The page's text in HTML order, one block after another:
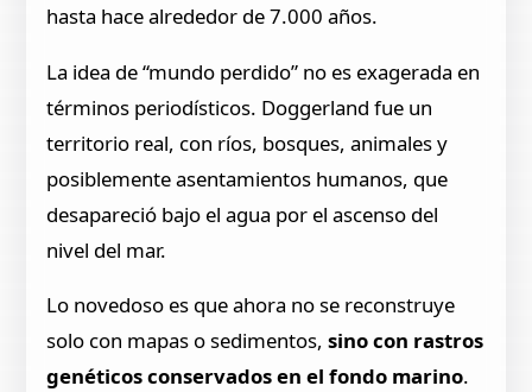
hasta hace alrededor de 7.000 años.
La idea de “mundo perdido” no es exagerada en
términos periodísticos. Doggerland fue un
territorio real, con ríos, bosques, animales y
posiblemente asentamientos humanos, que
desapareció bajo el agua por el ascenso del
nivel del mar.
Lo novedoso es que ahora no se reconstruye
solo con mapas o sedimentos,sino con rastros
genéticos conservados en el fondo marino.